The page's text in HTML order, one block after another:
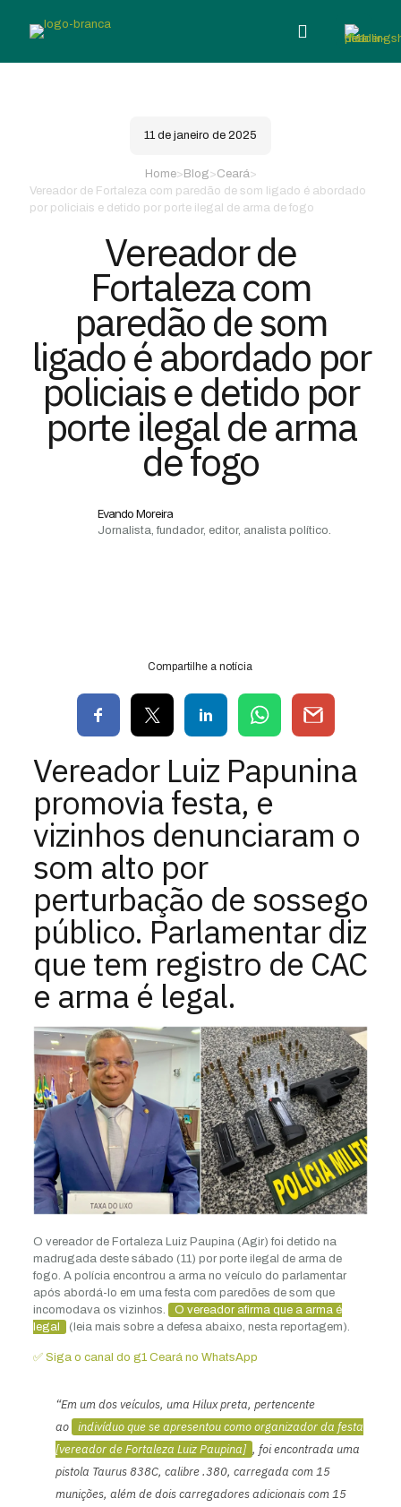
11 de janeiro de 2025
Home> Blog>Ceará>
Vereador de Fortaleza com paredão de som ligado é abordado
por policiais e detido por porte ilegal de arma de fogo
Vereador de
Fortaleza com
paredão de som
ligado é abordado por
policiais e detido por
porte ilegal de arma
de fogo
Evando Moreira
Jornalista, fundador, editor, analista político.
Compartilhe a notícia
Vereador Luiz Papunina
promovia festa, e
vizinhos denunciaram o
som alto por
perturbação de sossego
público. Parlamentar diz
que tem registro de CAC
e arma é legal.
O vereador de Fortaleza Luiz Paupina (Agir) foi detido na
madrugada deste sábado (11) por porte ilegal de arma de
fogo. A polícia encontrou a arma no veículo do parlamentar
após abordá-lo em uma festa com paredões de som que
incomodava os vizinhos.
O vereador afirma que a arma é
legal
(leia mais sobre a defesa abaixo, nesta reportagem).
✅ Siga o canal do g1 Ceará no WhatsApp
“Em um dos veículos, uma Hilux preta, pertencente
ao indivíduo que se apresentou como organizador da festa
[vereador de Fortaleza Luiz Paupina] , foi encontrada uma
pistola Taurus 838C, calibre .380, carregada com 15
munições, além de dois carregadores adicionais com 15